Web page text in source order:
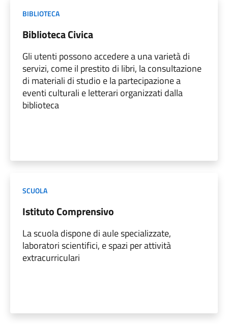
BIBLIOTECA
Biblioteca Civica
Gli utenti possono accedere a una varietà di
servizi, come il prestito di libri, la consultazione
di materiali di studio e la partecipazione a
eventi culturali e letterari organizzati dalla
biblioteca
SCUOLA
Istituto Comprensivo
La scuola dispone di aule specializzate,
laboratori scientifici, e spazi per attività
extracurriculari